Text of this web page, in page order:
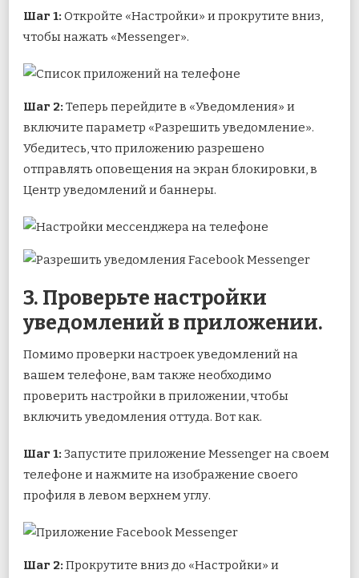
Шаг 1: Откройте «Настройки» и прокрутите вниз,
чтобы нажать «Messenger».
Шаг 2: Теперь перейдите в «Уведомления» и
включите параметр «Разрешить уведомление».
Убедитесь, что приложению разрешено
отправлять оповещения на экран блокировки, в
Центр уведомлений и баннеры.
3. Проверьте настройки
уведомлений в приложении.
Помимо проверки настроек уведомлений на
вашем телефоне, вам также необходимо
проверить настройки в приложении, чтобы
включить уведомления оттуда. Вот как.
Шаг 1: Запустите приложение Messenger на своем
телефоне и нажмите на изображение своего
профиля в левом верхнем углу.
Шаг 2: Прокрутите вниз до «Настройки» и